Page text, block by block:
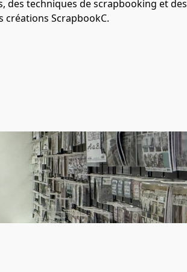
des techniques de scrapbooking et des
ScrapbookC.